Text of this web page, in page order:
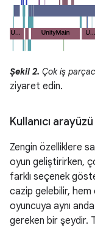
Şekil 2. Çok iş
ziyaret edin.
Kullanıcı
Zengin özelliklere
oyun geliştirirken,
farklı seçenek
cazip gelebilir, hem
oyuncuya aynı
gereken bir şeydir.